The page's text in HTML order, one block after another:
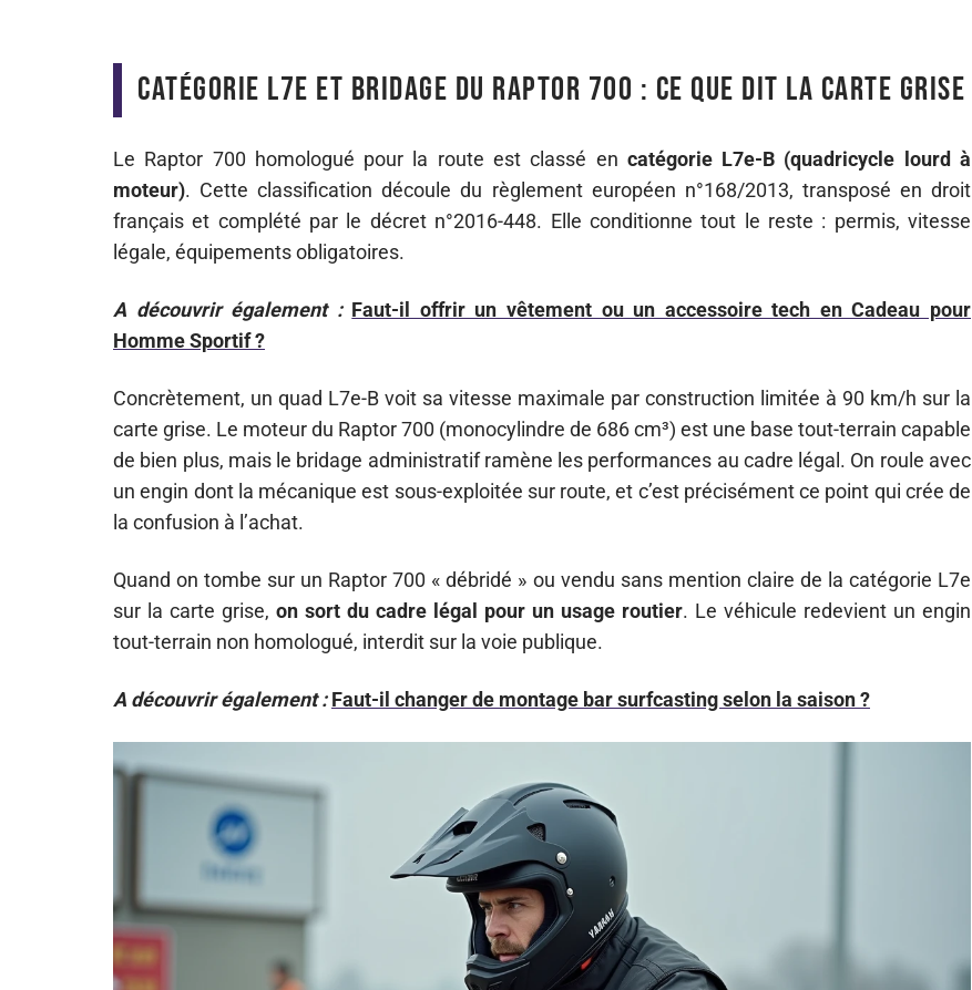
Catégorie L7e et bridage du Raptor 700 : ce que dit la carte grise
Le Raptor 700 homologué pour la route est classé en catégorie L7e-B (quadricycle lourd à
moteur). Cette classification découle du règlement européen n°168/2013, transposé en droit
français et complété par le décret n°2016-448. Elle conditionne tout le reste : permis, vitesse
légale, équipements obligatoires.
A découvrir également : Faut-il offrir un vêtement ou un accessoire tech en Cadeau pour
Homme Sportif ?
Concrètement, un quad L7e-B voit sa vitesse maximale par construction limitée à 90 km/h sur la
carte grise. Le moteur du Raptor 700 (monocylindre de 686 cm³) est une base tout-terrain capable
de bien plus, mais le bridage administratif ramène les performances au cadre légal. On roule avec
un engin dont la mécanique est sous-exploitée sur route, et c’est précisément ce point qui crée de
la confusion à l’achat.
Quand on tombe sur un Raptor 700 « débridé » ou vendu sans mention claire de la catégorie L7e
sur la carte grise, on sort du cadre légal pour un usage routier. Le véhicule redevient un engin
tout-terrain non homologué, interdit sur la voie publique.
A découvrir également : Faut-il changer de montage bar surfcasting selon la saison ?